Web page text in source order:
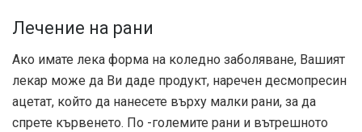
Лечение на рани
Ако имате лека форма на коледно заболяване, Вашият
лекар може да Ви даде продукт, наречен десмопресин
ацетат, който да нанесете върху малки рани, за да
спрете кървенето. По -големите рани и вътрешното